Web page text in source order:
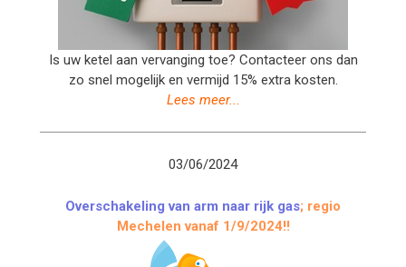
Is uw ketel aan vervanging toe? Contacteer ons dan
zo snel mogelijk en vermijd 15% extra kosten.
Lees meer...
03/06/2024
Overschakeling van arm naar rijk gas; regio
Mechelen vanaf 1/9/2024!!